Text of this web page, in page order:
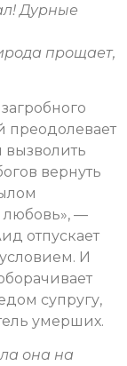
Дурные
прощает,
преодолевает
вызволить
вернуть
любовь», —
отпускает
И
супругу,
умерших.
она на